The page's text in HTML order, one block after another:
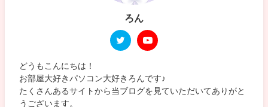
ろん
どうもこんにちは！
お部屋大好きパソコン大好きろんです♪
たくさんあるサイトから当ブログを見ていただいてありがと
うございます。